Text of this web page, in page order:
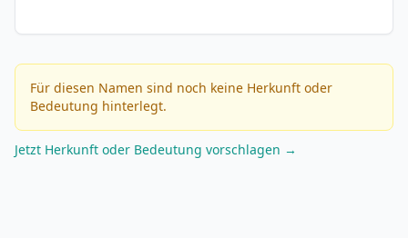
Für diesen Namen sind noch keine Herkunft oder
Bedeutung hinterlegt.
Jetzt Herkunft oder Bedeutung vorschlagen →